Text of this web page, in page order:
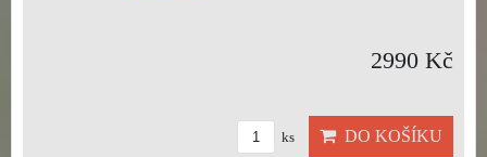
2990 Kč
ks DO KOŠÍKU